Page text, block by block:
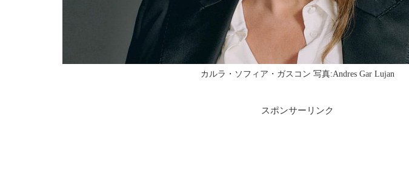
カルラ・ソフィア・ガスコン 写真:Andres Gar Lujan
スポンサーリンク